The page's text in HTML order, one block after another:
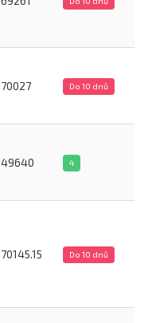
70027 Do 10 dnů
49640 4
70145.15 Do 10 dnů